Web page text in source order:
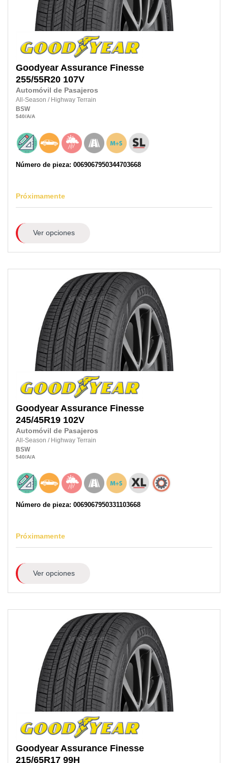
Goodyear Assurance Finesse
255/55R20 107V
Automóvil de Pasajeros
All-Season / Highway Terrain
BSW
540/A/A
Número de pieza: 0069067950344703668
Próximamente
Ver opciones
Goodyear Assurance Finesse
245/45R19 102V
Automóvil de Pasajeros
All-Season / Highway Terrain
BSW
540/A/A
Número de pieza: 0069067950331103668
Próximamente
Ver opciones
Goodyear Assurance Finesse
215/65R17 99H